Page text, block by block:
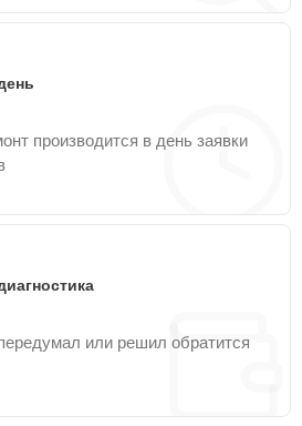
производится в день заявки
или решил обратится